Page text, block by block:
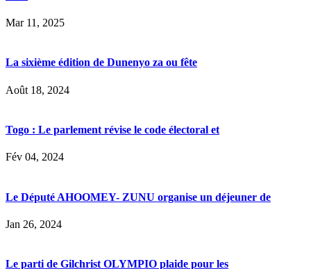
Mar 11, 2025
La sixième édition de Dunenyo za ou fête
Août 18, 2024
Togo : Le parlement révise le code électoral et
Fév 04, 2024
Le Député AHOOMEY- ZUNU organise un déjeuner de
Jan 26, 2024
Le parti de Gilchrist OLYMPIO plaide pour les